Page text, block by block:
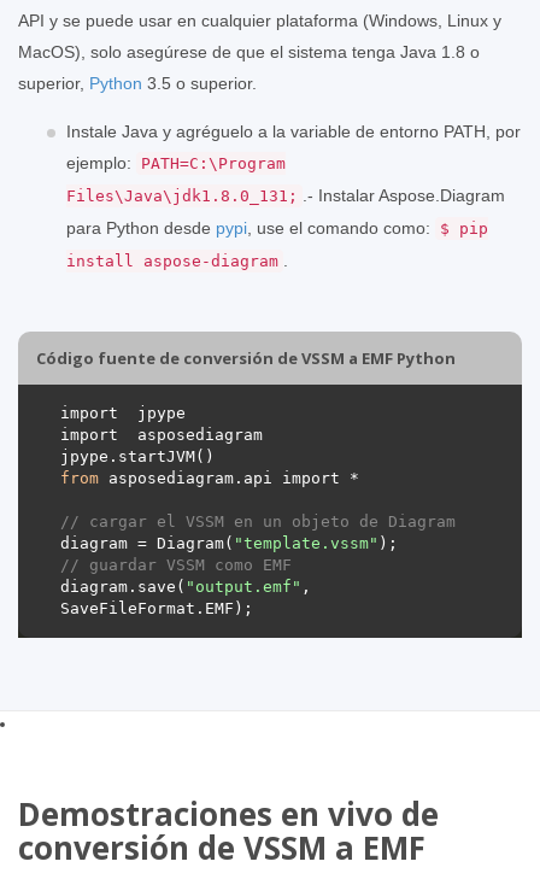
API y se puede usar en cualquier plataforma (Windows, Linux y
MacOS), solo asegúrese de que el sistema tenga Java 1.8 o
superior, Python 3.5 o superior.
Instale Java y agréguelo a la variable de entorno PATH, por
ejemplo:
PATH=C:\Program
Files\Java\jdk1.8.0_131;
.- Instalar Aspose.Diagram
para Python desde pypi , use el comando como:
$ pip
install aspose-diagram
Código fuente de conversión de VSSM a EMF Python
from
// cargar el VSSM en un objeto de Diagram
diagram = Diagram( "template.vssm"
// guardar VSSM como EMF
diagram.save( "output.emf" ,
Demostraciones en vivo de
conversión de VSSM a EMF